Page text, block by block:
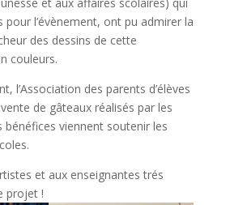
pour l’évènement, ont pu admirer la
des dessins de cette
couleurs.
l’Association des parents d’élèves
de gâteaux réalisés par les
viennent soutenir les
et aux enseignantes trés
projet !